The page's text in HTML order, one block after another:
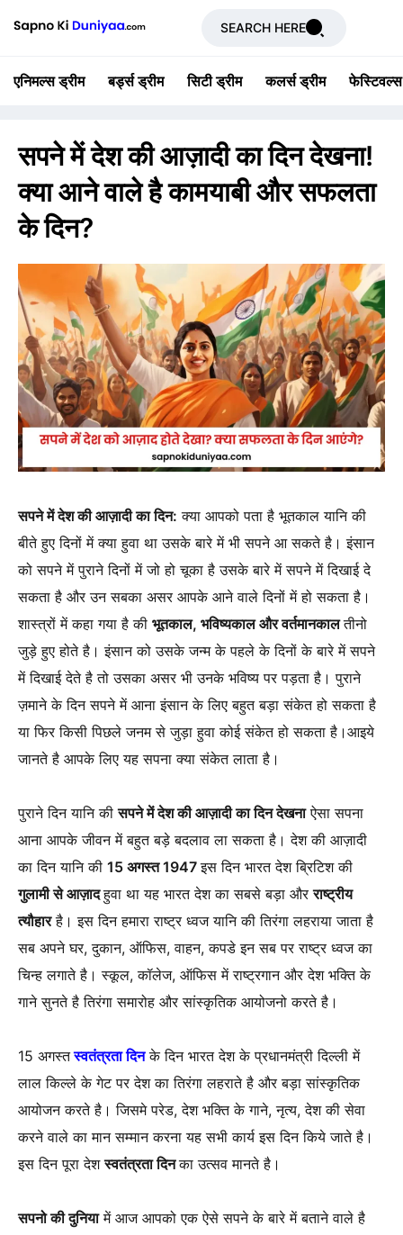
SEARCH HERE
एनिमल्स ड्रीम बर्ड्स ड्रीम सिटी ड्रीम कलर्स ड्रीम फेस्टिवल्स
सपने में देश की आज़ादी का दिन देखना!
क्या आने वाले है कामयाबी और सफलता
के दिन?
सपने में देश की आज़ादी का दिन: क्या आपको पता है भूतकाल यानि की
बीते हुए दिनों में क्या हुवा था उसके बारे में भी सपने आ सकते है। इंसान
को सपने में पुराने दिनों में जो हो चूका है उसके बारे में सपने में दिखाई दे
सकता है और उन सबका असर आपके आने वाले दिनों में हो सकता है।
शास्त्रों में कहा गया है की भूतकाल, भविष्यकाल और वर्तमानकालतीनो
जुड़े हुए होते है। इंसान को उसके जन्म के पहले के दिनों के बारे में सपने
में दिखाई देते है तो उसका असर भी उनके भविष्य पर पड़ता है। पुराने
ज़माने के दिन सपने में आना इंसान के लिए बहुत बड़ा संकेत हो सकता है
या फिर किसी पिछले जनम से जुड़ा हुवा कोई संकेत हो सकता है।आइये
जानते है आपके लिए यह सपना क्या संकेत लाता है।
पुराने दिन यानि कीसपने में देश की आज़ादी का दिन देखनाऐसा सपना
आना आपके जीवन में बहुत बड़े बदलाव ला सकता है। देश की आज़ादी
का दिन यानि की 15 अगस्त 1947इस दिन भारत देश ब्रिटिश की
गुलामी से आज़ादहुवा था यह भारत देश का सबसे बड़ा औरराष्ट्रीय
त्यौहारहै। इस दिन हमारा राष्ट्र ध्वज यानि की तिरंगा लहराया जाता है
सब अपने घर, दुकान, ऑफिस, वाहन, कपडे इन सब पर राष्ट्र ध्वज का
चिन्ह लगाते है। स्कूल, कॉलेज, ऑफिस में राष्ट्रगान और देश भक्ति के
गाने सुनते है तिरंगा समारोह और सांस्कृतिक आयोजनो करते है।
15 अगस्त स्वतंत्रता दिनके दिन भारत देश के प्रधानमंत्री दिल्ली में
लाल किल्ले के गेट पर देश का तिरंगा लहराते है और बड़ा सांस्कृतिक
आयोजन करते है। जिसमे परेड, देश भक्ति के गाने, नृत्य, देश की सेवा
करने वाले का मान सम्मान करना यह सभी कार्य इस दिन किये जाते है।
इस दिन पूरा देशस्वतंत्रता दिनका उत्सव मानते है।
सपनो की दुनियामें आज आपको एक ऐसे सपने के बारे में बताने वाले है